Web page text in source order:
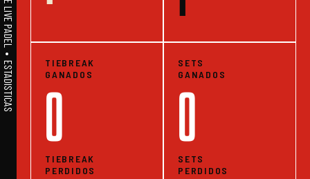
TIEBREAK
GANADOS
0
TIEBREAK
PERDIDOS
SETS
GANADOS
0
SETS
PERDIDOS